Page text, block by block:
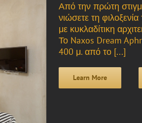
Από την πρώτη
νιώσετε τη
με κυκλαδίτικη
Το Naxos Dream
400 μ. από το [...]
Learn More